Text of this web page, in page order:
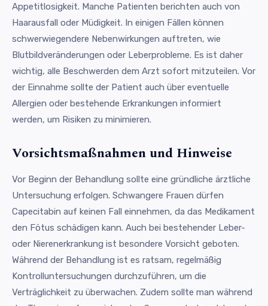
Appetitlosigkeit. Manche Patienten berichten auch von
Haarausfall oder Müdigkeit. In einigen Fällen können
schwerwiegendere Nebenwirkungen auftreten, wie
Blutbildveränderungen oder Leberprobleme. Es ist daher
wichtig, alle Beschwerden dem Arzt sofort mitzuteilen. Vor
der Einnahme sollte der Patient auch über eventuelle
Allergien oder bestehende Erkrankungen informiert
werden, um Risiken zu minimieren.
Vorsichtsmaßnahmen und Hinweise
Vor Beginn der Behandlung sollte eine gründliche ärztliche
Untersuchung erfolgen. Schwangere Frauen dürfen
Capecitabin auf keinen Fall einnehmen, da das Medikament
den Fötus schädigen kann. Auch bei bestehender Leber-
oder Nierenerkrankung ist besondere Vorsicht geboten.
Während der Behandlung ist es ratsam, regelmäßig
Kontrolluntersuchungen durchzuführen, um die
Verträglichkeit zu überwachen. Zudem sollte man während